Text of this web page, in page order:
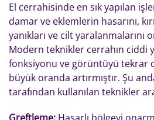
El cerrahisinde en sık yapılan
damar ve eklemlerin hasarını,
yanıkları ve cilt yaralanmalarını
Modern teknikler cerrahın ciddi
fonksiyonu ve görüntüyü tekrar
büyük oranda artırmıştır. Şu
tarafından kullanılan teknikler